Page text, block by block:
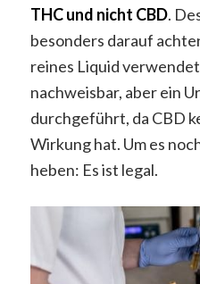
THC und nicht CBD.
besonders darauf
reines Liquid
nachweisbar, aber ein
durchgeführt, da CBD
Wirkung hat. Um es
heben: Es ist legal.